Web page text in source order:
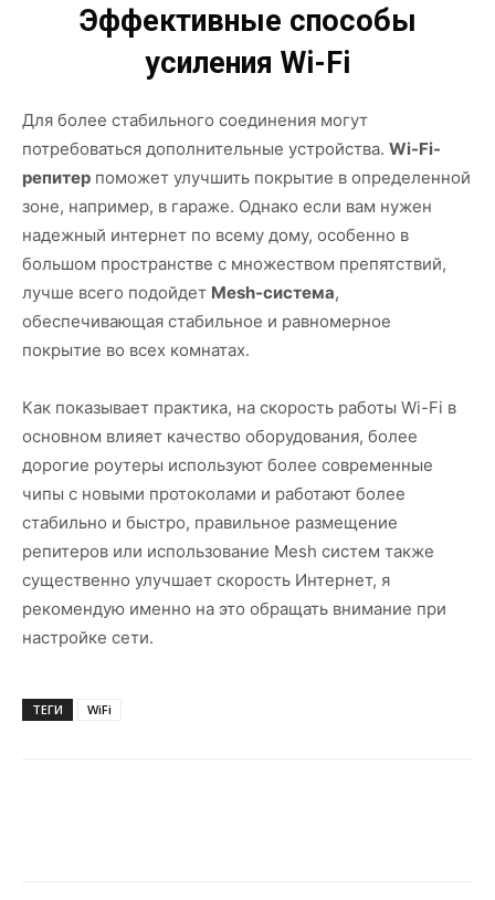
Эффективные способы
усиления Wi-Fi
Для более стабильного соединения могут
потребоваться дополнительные устройства. Wi-Fi-
репитер поможет улучшить покрытие в определенной
зоне, например, в гараже. Однако если вам нужен
надежный интернет по всему дому, особенно в
большом пространстве с множеством препятствий,
лучше всего подойдет Mesh-система,
обеспечивающая стабильное и равномерное
покрытие во всех комнатах.
Как показывает практика, на скорость работы Wi-Fi в
основном влияет качество оборудования, более
дорогие роутеры используют более современные
чипы с новыми протоколами и работают более
стабильно и быстро, правильное размещение
репитеров или использование Mesh систем также
существенно улучшает скорость Интернет, я
рекомендую именно на это обращать внимание при
настройке сети.
ТЕГИ WiFi